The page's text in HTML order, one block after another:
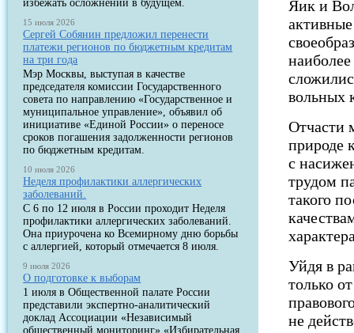
избежать осложнений в будущем.
15 июля 2026
Сергей Собянин предложил перенести
платежи регионов по бюджетным кредитам
на три года
Мэр Москвы, выступая в качестве
председателя комиссии Государственного
совета по направлению «Государственное и
муниципальное управление», объявил об
инициативе «Единой России» о переносе
сроков погашения задолженности регионов
по бюджетным кредитам.
10 июля 2026
Неделя профилактики аллергических
заболеваний.
С 6 по 12 июля в России проходит Неделя
профилактики аллергических заболеваний.
Она приурочена ко Всемирному дню борьбы
с аллергией, который отмечается 8 июля.
9 июля 2026
О подготовке к выборам
1 июля в Общественной палате России
представили экспертно-аналитический
доклад Ассоциации «Независимый
общественный мониторинг» «Избирательная
Яик и
вольных
Отчасти
природе
с
трудом
такого
Уйдя в
только
не